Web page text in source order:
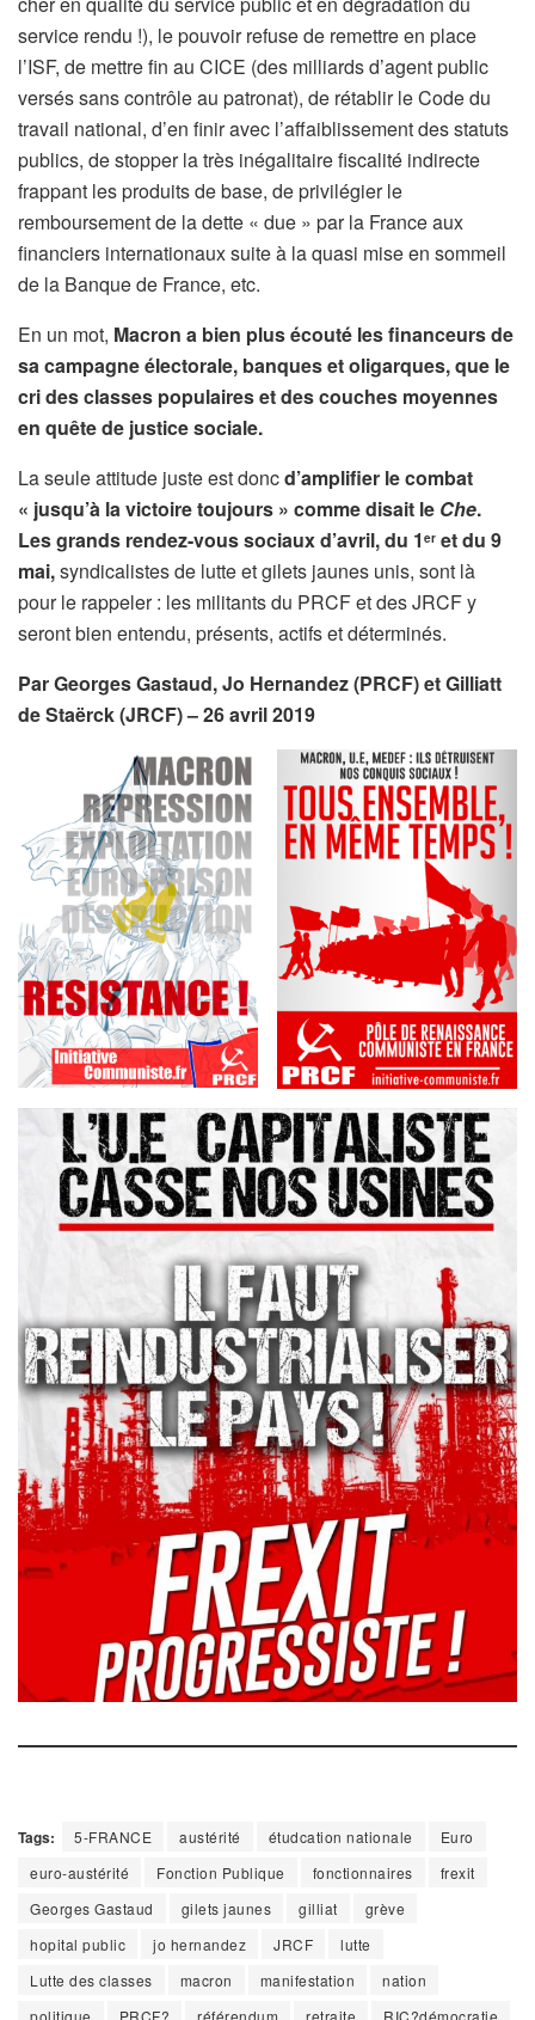
service rendu !), le pouvoir refuse de remettre en place
l’ISF, de mettre fin au CICE (des milliards d’agent public
versés sans contrôle au patronat), de rétablir le Code du
travail national, d’en finir avec l’affaiblissement des statuts
publics, de stopper la très inégalitaire fiscalité indirecte
frappant les produits de base, de privilégier le
remboursement de la dette « due » par la France aux
financiers internationaux suite à la quasi mise en sommeil
de la Banque de France, etc.
En un mot, Macron a bien plus écouté les financeurs de
sa campagne électorale, banques et oligarques, que le
cri des classes populaires et des couches moyennes
en quête de justice sociale.
La seule attitude juste est doncd’amplifier le combat
« jusqu’à la victoire toujours » comme disait le Che.
Les grands rendez-vous sociaux d’avril, du 1 er et du 9
mai,syndicalistes de lutte et gilets jaunes unis, sont là
pour le rappeler : les militants du PRCF et des JRCF y
seront bien entendu, présents, actifs et déterminés.
Par Georges Gastaud, Jo Hernandez (PRCF) et Gilliatt
de Staërck (JRCF) – 26 avril 2019
Tags: 5-FRANCE austérité étudcation nationale
Euro
euro-austérité
Fonction Publique fonctionnaires
frexit
Georges Gastaud
gilets jaunes gilliat
grève
hopital public
jo hernandez JRCF
lutte
Lutte des classes
macron manifestation
nation